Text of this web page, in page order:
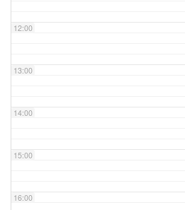
12:00
13:00
14:00
15:00
16:00